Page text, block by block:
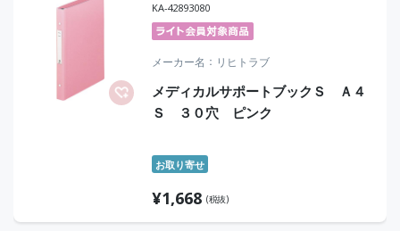
KA-42893080
メーカー名 リヒトラブ
メディカルサポートブックＳ Ａ４
Ｓ ３０穴 ピンク
お取り寄せ
¥1,668 (税抜)